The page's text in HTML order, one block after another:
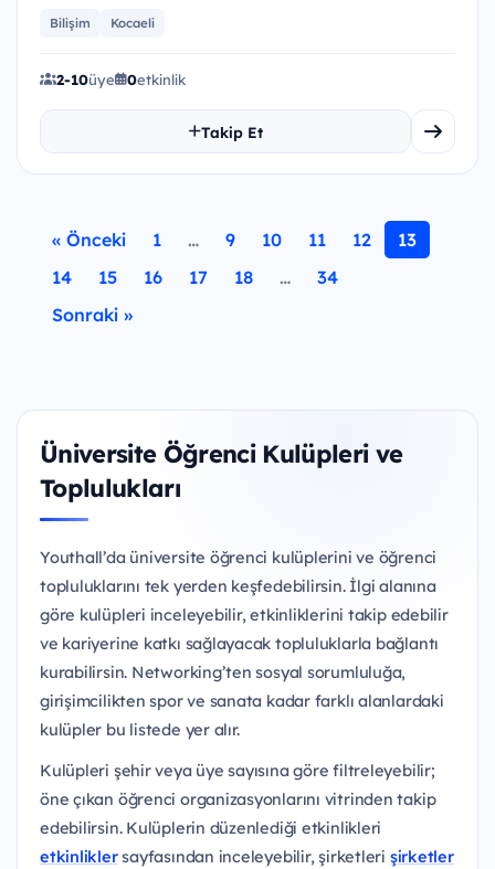
Bilişim Kocaeli
2-10üye 0etkinlik
Takip Et
« Önceki 1 … 9 10 11 12
13
14
15 16 17 18 …
34
Sonraki »
Üniversite Öğrenci Kulüpleri ve
Toplulukları
Youthall’da üniversite öğrenci kulüplerini ve öğrenci
topluluklarını tek yerden keşfedebilirsin. İlgi alanına
göre kulüpleri inceleyebilir, etkinliklerini takip edebilir
ve kariyerine katkı sağlayacak topluluklarla bağlantı
kurabilirsin. Networking’ten sosyal sorumluluğa,
girişimcilikten spor ve sanata kadar farklı alanlardaki
kulüpler bu listede yer alır.
Kulüpleri şehir veya üye sayısına göre filtreleyebilir;
öne çıkan öğrenci organizasyonlarını vitrinden takip
edebilirsin. Kulüplerin düzenlediği etkinlikleri
etkinliklersayfasından inceleyebilir, şirketleri şirketler